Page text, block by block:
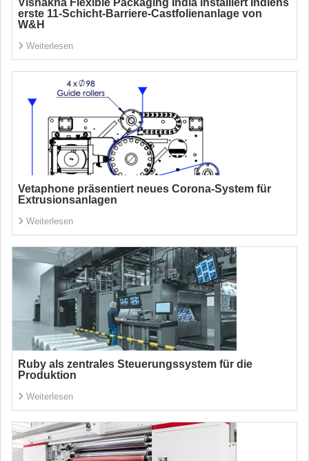
Vishakha Flexible Packaging India installiert Indiens
erste 11-Schicht-Barriere-Castfolienanlage von
W&H
Weiterlesen
Vetaphone präsentiert neues Corona-System für
Extrusionsanlagen
Weiterlesen
Ruby als zentrales Steuerungssystem für die
Produktion
Weiterlesen